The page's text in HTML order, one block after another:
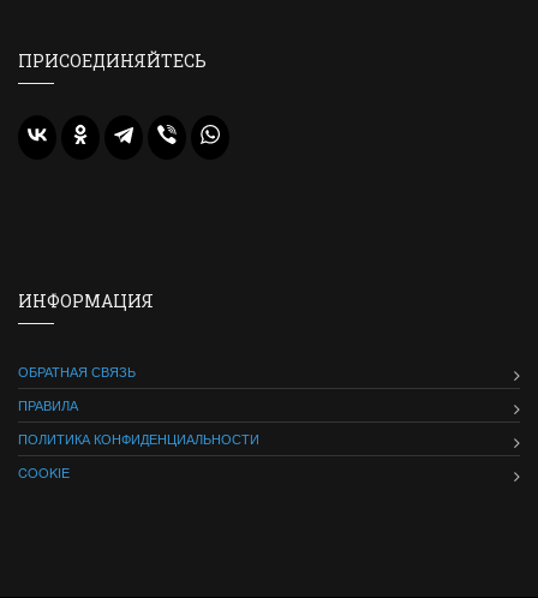
ПРИСОЕДИНЯЙТЕСЬ
ИНФОРМАЦИЯ
ОБРАТНАЯ СВЯЗЬ
ПРАВИЛА
ПОЛИТИКА КОНФИДЕНЦИАЛЬНОСТИ
COOKIE